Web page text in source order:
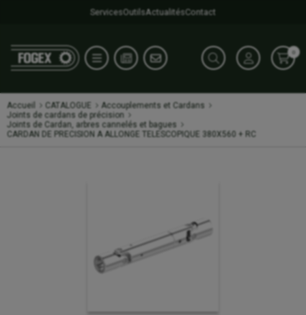
ServicesOutilsActualitésContact
0
Accueil CATALOGUE
Accouplements et Cardans
Joints de cardans de précision
Joints de Cardan, arbres cannelés et bagues
CARDAN DE PRECISION A ALLONGE TELESCOPIQUE 380X560 + RC